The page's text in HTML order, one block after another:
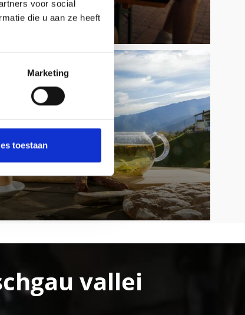
voor social
die u aan ze heeft
Marketing
toestaan
vallei